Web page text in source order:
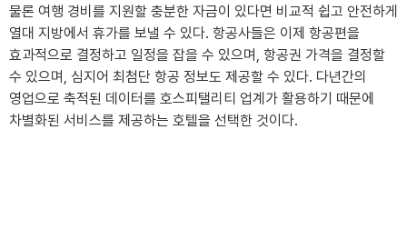
물론 여행 경비를 지원할 충분한 자금이 있다면 비교적 쉽고 안전하게
열대 지방에서 휴가를 보낼 수 있다. 항공사들은 이제 항공편을
효과적으로 결정하고 일정을 잡을 수 있으며, 항공권 가격을 결정할
수 있으며, 심지어 최첨단 항공 정보도 제공할 수 있다. 다년간의
영업으로 축적된 데이터를 호스피탤리티 업계가 활용하기 때문에
차별화된 서비스를 제공하는 호텔을 선택한 것이다.